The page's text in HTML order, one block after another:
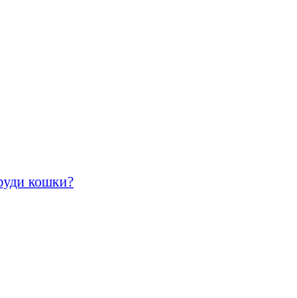
кошки?